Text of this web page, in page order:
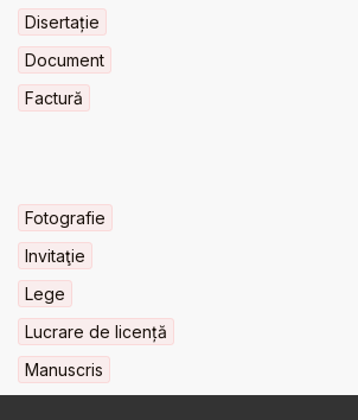
Disertație
Document
Factură
Fotografie
Invitaţie
Lege
Lucrare de licență
Manuscris